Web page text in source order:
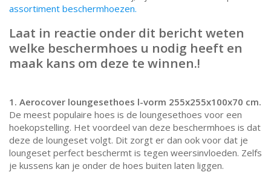
assortiment beschermhoezen.
Laat in reactie onder dit bericht weten
welke beschermhoes u nodig heeft en
maak kans om deze te winnen.!
1. Aerocover loungesethoes l-vorm 255x255x100x70 cm.
De meest populaire hoes is de loungesethoes voor een
hoekopstelling. Het voordeel van deze beschermhoes is dat
deze de loungeset volgt. Dit zorgt er dan ook voor dat je
loungeset perfect beschermt is tegen weersinvloeden. Zelfs
je kussens kan je onder de hoes buiten laten liggen.